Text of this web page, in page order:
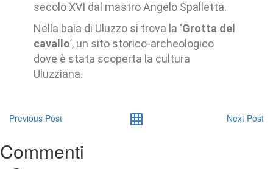
secolo XVI dal mastro Angelo Spalletta.
Nella baia di Uluzzo si trova la ‘Grotta del
cavallo’, un sito storico-archeologico
dove è stata scoperta la cultura
Uluzziana.
Previous Post Next Post
Commenti